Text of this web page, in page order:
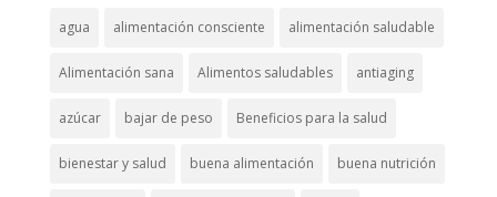
agua alimentación consciente alimentación saludable
Alimentación sana Alimentos saludables antiaging
azúcar bajar de peso Beneficios para la salud
bienestar y salud buena alimentación buena nutrición